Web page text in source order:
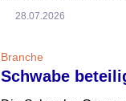
28.07.2026
Branche
Schwabe